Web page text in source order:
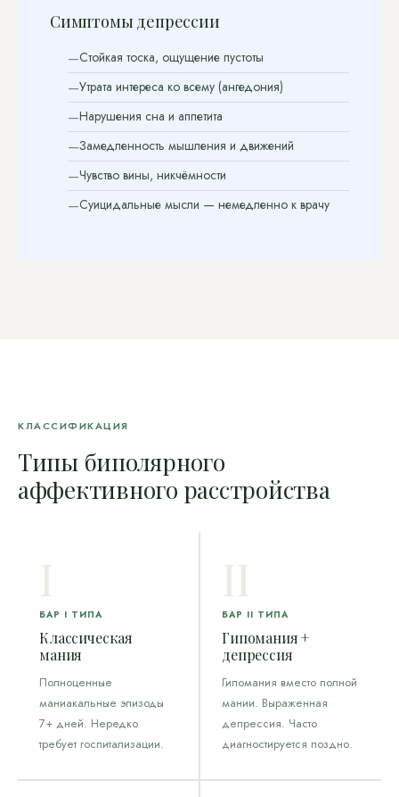
Симптомы депрессии
Стойкая тоска, ощущение пустоты
Утрата интереса ко всему (ангедония)
Нарушения сна и аппетита
Замедленность мышления и движений
Чувство вины, никчёмности
Суицидальные мысли — немедленно к врачу
КЛАССИФИКАЦИЯ
Типы биполярного
аффективного расстройства
I
БАР I ТИПА
Классическая
мания
Полноценные
маниакальные эпизоды
7+ дней. Нередко
требует госпитализации.
II
БАР II ТИПА
Гипомания +
депрессия
Гипомания вместо полной
мании. Выраженная
депрессия. Часто
диагностируется поздно.